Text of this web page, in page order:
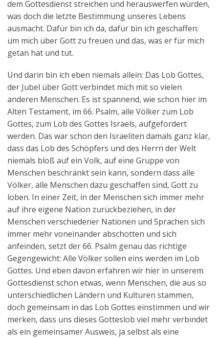
dem Gottesdienst streichen und herauswerfen würden,
was doch die letzte Bestimmung unseres Lebens
ausmacht. Dafür bin ich da, dafür bin ich geschaffen:
um mich über Gott zu freuen und das, was er für mich
getan hat und tut.
Und darin bin ich eben niemals allein: Das Lob Gottes,
der Jubel über Gott verbindet mich mit so vielen
anderen Menschen. Es ist spannend, wie schon hier im
Alten Testament, im 66. Psalm, alle Völker zum Lob
Gottes, zum Lob des Gottes Israels, aufgefordert
werden. Das war schon den Israeliten damals ganz klar,
dass das Lob des Schöpfers und des Herrn der Welt
niemals bloß auf ein Volk, auf eine Gruppe von
Menschen beschränkt sein kann, sondern dass alle
Völker, alle Menschen dazu geschaffen sind, Gott zu
loben. In einer Zeit, in der Menschen sich immer mehr
auf ihre eigene Nation zurückbeziehen, in der
Menschen verschiedener Nationen und Sprachen sich
immer mehr voneinander abschotten und sich
anfeinden, setzt der 66. Psalm genau das richtige
Gegengewicht: Alle Völker sollen eins werden im Lob
Gottes. Und eben davon erfahren wir hier in unserem
Gottesdienst schon etwas, wenn Menschen, die aus so
unterschiedlichen Ländern und Kulturen stammen,
doch gemeinsam in das Lob Gottes einstimmen und wir
merken, dass uns dieses Gotteslob viel mehr verbindet
als ein gemeinsamer Ausweis, ja selbst als eine